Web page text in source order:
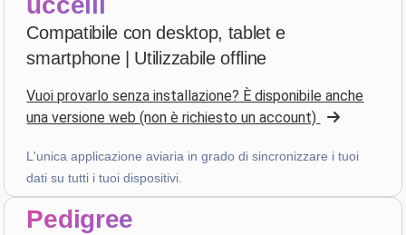
François France
star star star
Son accessibilité sur toutes les plateformes le rend
d'autant plus utile. Bravo!”
D. P.
starstarstarstarstar_border
Compatibile con desktop, tablet e
smartphone | Utilizzabile offline
Vuoi provarlo senza installazione? È disponibile anche
una versione web (non è richiesto un account)
L'unica applicazione aviaria in grado di sincronizzare i tuoi
dati su tutti i tuoi dispositivi.
Pedigree